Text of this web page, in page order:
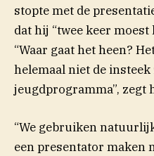
stopte met de
dat hij “twee keer
“Waar gaat het heen?
helemaal niet de insteek
jeugdprogramma”, zegt
“We gebruiken
een presentator maken